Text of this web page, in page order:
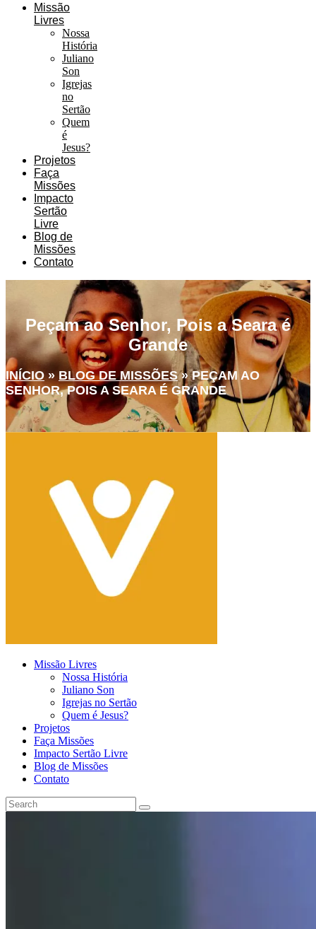
Missão
Livres
Nossa
História
Juliano
Son
Igrejas
no
Sertão
Quem
é
Jesus?
Projetos
Faça
Missões
Impacto
Sertão
Livre
Blog de
Missões
Contato
Peçam ao Senhor, Pois a Seara é
Grande
INÍCIO»BLOG DE MISSÕES»PEÇAM AO
SENHOR, POIS A SEARA É GRANDE
Missão Livres
Nossa História
Juliano Son
Igrejas no Sertão
Quem é Jesus?
Projetos
Faça Missões
Impacto Sertão Livre
Blog de Missões
Contato